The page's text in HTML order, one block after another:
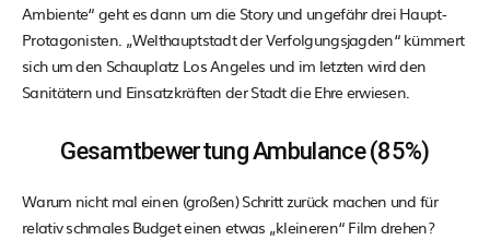
Ambiente“ geht es dann um die Story und ungefähr drei Haupt-
Protagonisten. „Welthauptstadt der Verfolgungsjagden“ kümmert
sich um den Schauplatz Los Angeles und im letzten wird den
Sanitätern und Einsatzkräften der Stadt die Ehre erwiesen.
Gesamtbewertung Ambulance (85%)
Warum nicht mal einen (großen) Schritt zurück machen und für
relativ schmales Budget einen etwas „kleineren“ Film drehen?